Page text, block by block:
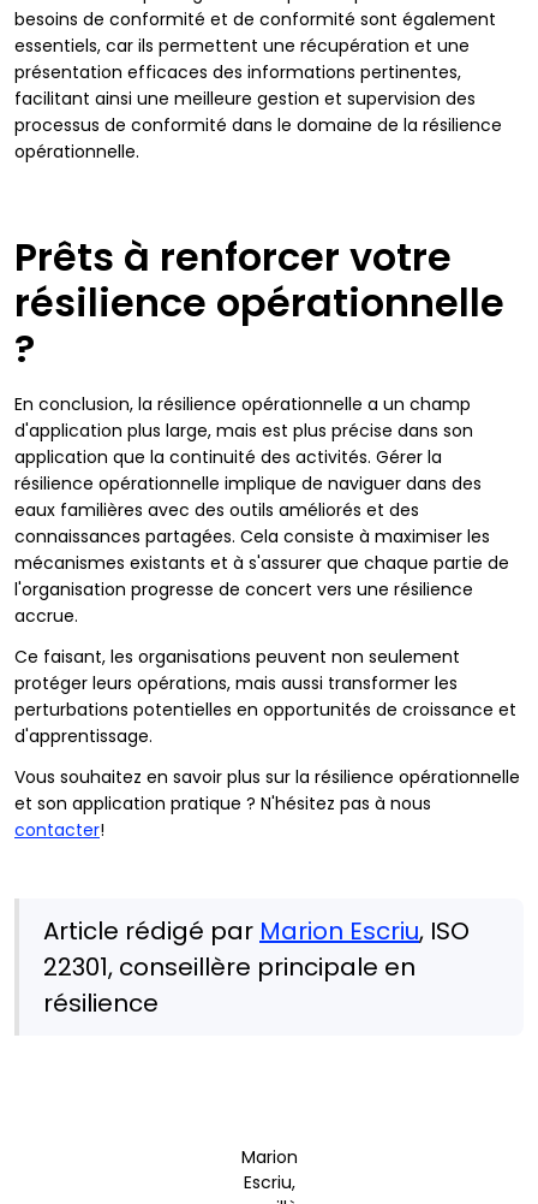
besoins de conformité et de conformité sont également
essentiels, car ils permettent une récupération et une
présentation efficaces des informations pertinentes,
facilitant ainsi une meilleure gestion et supervision des
processus de conformité dans le domaine de la résilience
opérationnelle.
Prêts à renforcer votre
résilience opérationnelle
?
En conclusion, la résilience opérationnelle a un champ
d'application plus large, mais est plus précise dans son
application que la continuité des activités. Gérer la
résilience opérationnelle implique de naviguer dans des
eaux familières avec des outils améliorés et des
connaissances partagées. Cela consiste à maximiser les
mécanismes existants et à s'assurer que chaque partie de
l'organisation progresse de concert vers une résilience
accrue.
Ce faisant, les organisations peuvent non seulement
protéger leurs opérations, mais aussi transformer les
perturbations potentielles en opportunités de croissance et
d'apprentissage.
Vous souhaitez en savoir plus sur la résilience opérationnelle
et son application pratique ? N'hésitez pas à nous
contacter!
Article rédigé par Marion Escriu, ISO
22301, conseillère principale en
résilience
Marion
Escriu,